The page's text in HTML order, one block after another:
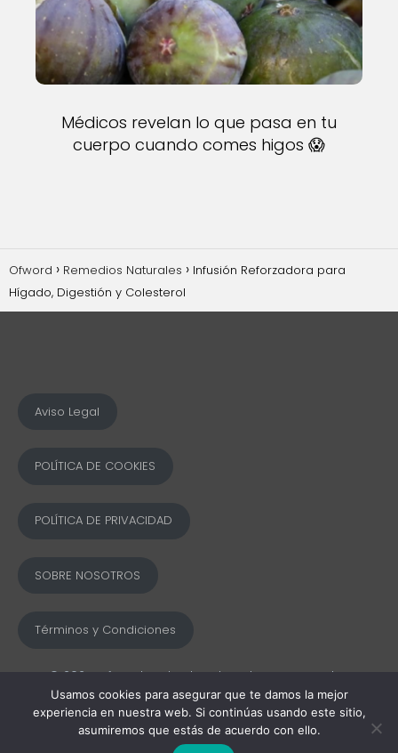
Médicos revelan lo que pasa en tu
cuerpo cuando comes higos 😱
Ofword Remedios Naturales
Infusión Reforzadora para
Hígado, Digestión y Colesterol
Aviso Legal
POLÍTICA DE COOKIES
POLÍTICA DE PRIVACIDAD
SOBRE NOSOTROS
Términos y Condiciones
© 2025 Ofword Todos los derechos reservados
Usamos cookies para asegurar que te damos la mejor
experiencia en nuestra web. Si continúas usando este sitio,
asumiremos que estás de acuerdo con ello.